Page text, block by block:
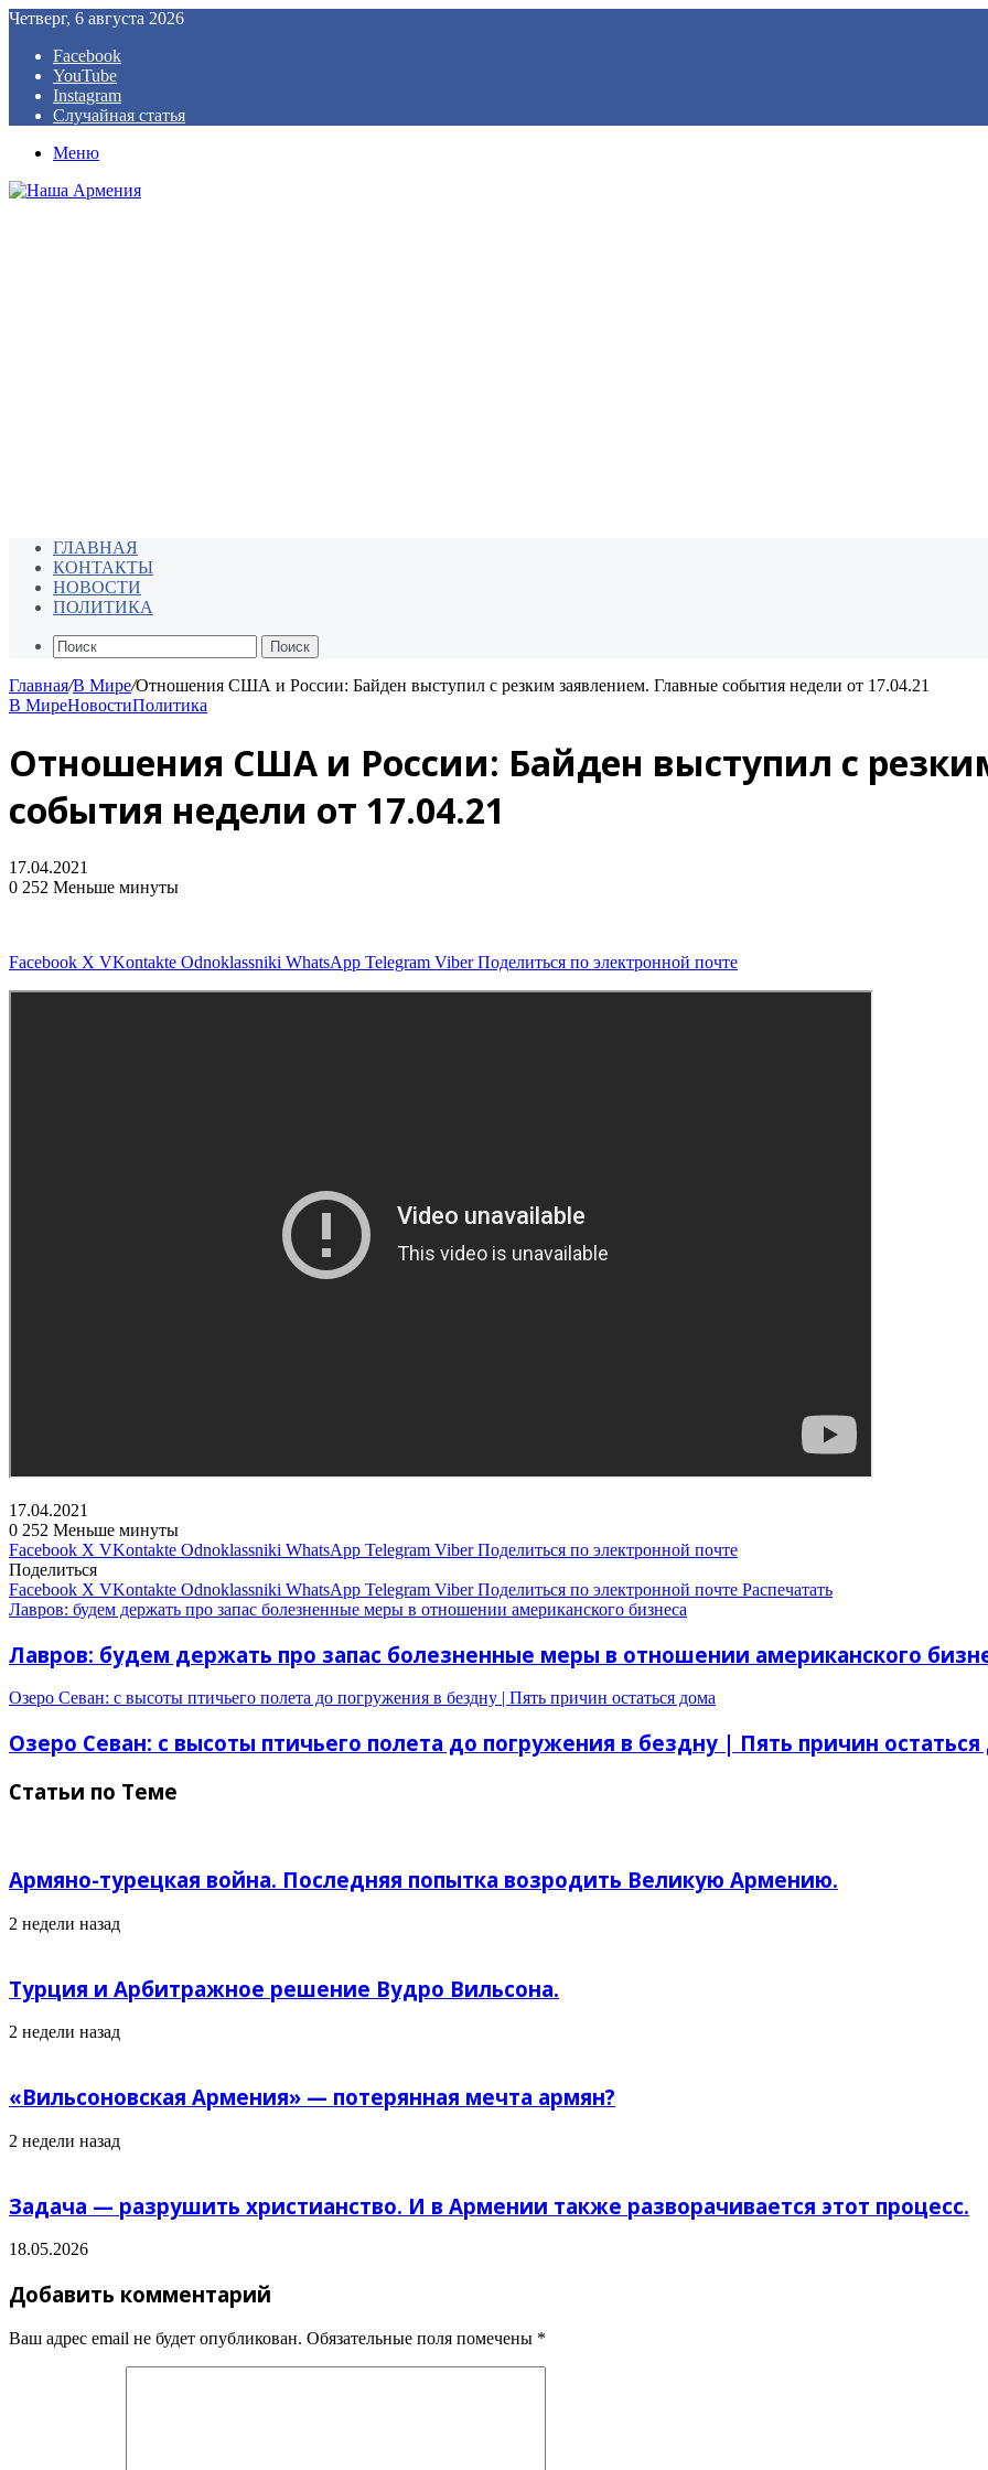
Четверг, 6 августа 2026
Facebook
YouTube
Instagram
Случайная статья
Меню
ГЛАВНАЯ
КОНТАКТЫ
НОВОСТИ
ПОЛИТИКА
Поиск
Главная/В Мире/Отношения США и России: Байден выступил с резким заявлением. Главные события недели от 17.04.21
В МиреНовостиПолитика
Отношения США и России: Байден выступил с
события недели от 17.04.21
17.04.2021
0 252 Меньше минуты
Facebook X VKontakte Odnoklassniki WhatsApp Telegram Viber Поделиться по электронной почте
17.04.2021
0 252 Меньше минуты
Facebook X VKontakte Odnoklassniki WhatsApp Telegram Viber Поделиться по электронной почте
Поделиться
Facebook X VKontakte Odnoklassniki WhatsApp Telegram Viber Поделиться по электронной почте Распечатать
Лавров: будем держать про запас болезненные меры в отношении американского бизнеса
Лавров: будем держать про запас болезненные меры в отношении американского
Озеро Севан: с высоты птичьего полета до погружения в бездну | Пять причин остаться дома
Озеро Севан: с высоты птичьего полета до погружения в бездну | Пять причин
Статьи по Теме
Армяно-турецкая война. Последняя попытка возродить Великую Армению.
2 недели назад
Турция и Арбитражное решение Вудро Вильсона.
2 недели назад
«Вильсоновская Армения» — потерянная мечта армян?
2 недели назад
Задача — разрушить христианство. И в Армении также разворачивается этот процесс.
18.05.2026
Добавить комментарий
Ваш адрес email не будет опубликован. Обязательные поля помечены *